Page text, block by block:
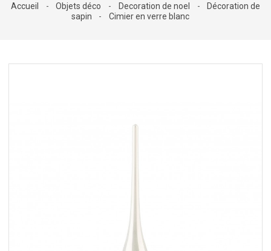
DÉCO
Accueil Objets déco Decoration de noel
Décoration de
sapin
Cimier en verre blanc